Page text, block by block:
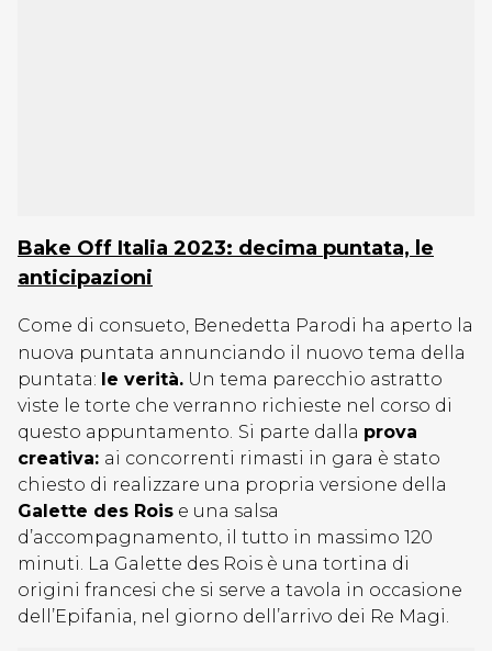
Bake Off Italia 2023: decima puntata, le
anticipazioni
Come di consueto, Benedetta Parodi ha aperto la
nuova puntata annunciando il nuovo tema della
puntata: le verità. Un tema parecchio astratto
viste le torte che verranno richieste nel corso di
questo appuntamento. Si parte dalla prova
creativa: ai concorrenti rimasti in gara è stato
chiesto di realizzare una propria versione della
Galette des Rois e una salsa
d’accompagnamento, il tutto in massimo 120
minuti. La Galette des Rois è una tortina di
origini francesi che si serve a tavola in occasione
dell’Epifania, nel giorno dell’arrivo dei Re Magi.